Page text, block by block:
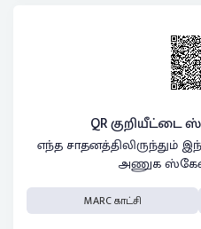
QR
எந்த
அணுக
MARC காட்சி